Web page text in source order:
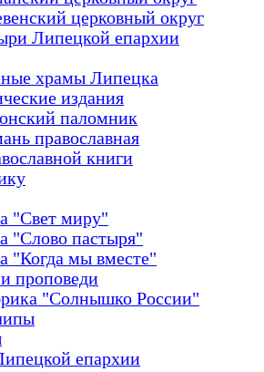
церковный округ
Липецкой епархии
храмы Липецка
издания
паломник
православная
книги
"Свет миру"
"Слово пастыря"
"Когда мы вместе"
проповеди
"Солнышко России"
епархии